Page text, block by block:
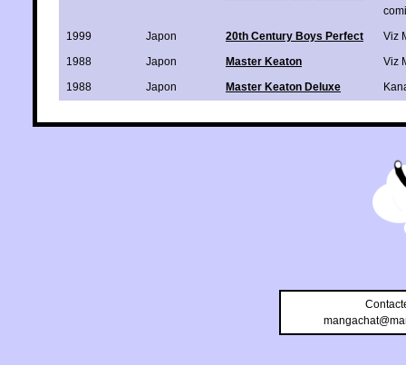
1999
Japon 20th Century Boys Perfect
Viz
1988
Japon Master Keaton
Viz
1988
Japon Master Keaton Deluxe